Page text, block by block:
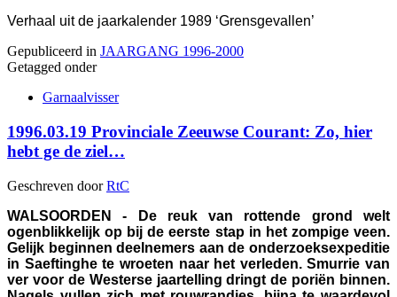
Verhaal uit de jaarkalender 1989 ‘Grensgevallen’
Gepubliceerd in JAARGANG 1996-2000
Getagged onder
Garnaalvisser
1996.03.19 Provinciale Zeeuwse Courant: Zo, hier
hebt ge de ziel…
Geschreven doorRtC
WALSOORDEN - De reuk van rottende grond welt
ogenblikkelijk op bij de eerste stap in het zompige veen.
Gelijk beginnen deelnemers aan de onderzoeksexpeditie
in Saeftinghe te wroeten naar het verleden. Smurrie van
ver voor de Westerse jaartelling dringt de poriën binnen.